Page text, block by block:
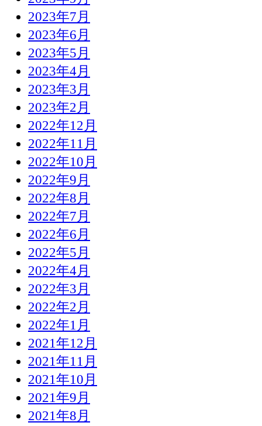
2023年7月
2023年6月
2023年5月
2023年4月
2023年3月
2023年2月
2022年12月
2022年11月
2022年10月
2022年9月
2022年8月
2022年7月
2022年6月
2022年5月
2022年4月
2022年3月
2022年2月
2022年1月
2021年12月
2021年11月
2021年10月
2021年9月
2021年8月